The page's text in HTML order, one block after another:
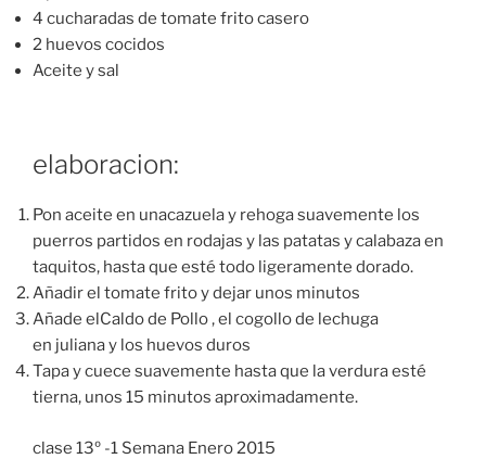
4 cucharadas de tomate frito casero
2 huevos cocidos
Aceite y sal
elaboracion:
Pon aceite en unacazuela y rehoga suavemente los
puerros partidos en rodajas y las patatas y calabaza en
taquitos, hasta que esté todo ligeramente dorado.
Añadir el tomate frito y dejar unos minutos
Añade elCaldo de Pollo , el cogollo de lechuga
en juliana y los huevos duros
Tapa y cuece suavemente hasta que la verdura esté
tierna, unos 15 minutos aproximadamente.
clase 13º -1 Semana Enero 2015